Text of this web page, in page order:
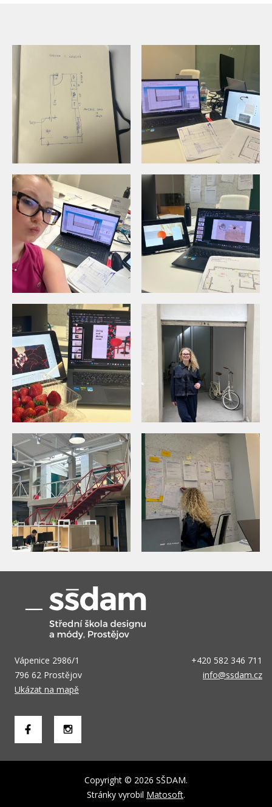
Vápenice 2986/1
796 62 Prostějov
Ukázat na mapě
+420 582 346 711
info@ssdam.cz
Copyright © 2026 SŠDAM.
Stránky vyrobil Matosoft.